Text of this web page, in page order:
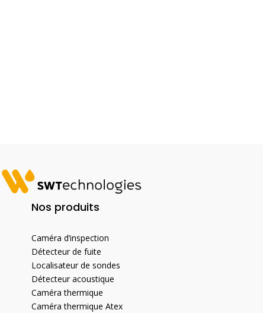
Nos produits
Caméra d’inspection
Détecteur de fuite
Localisateur de sondes
Détecteur acoustique
Caméra thermique
Caméra thermique Atex